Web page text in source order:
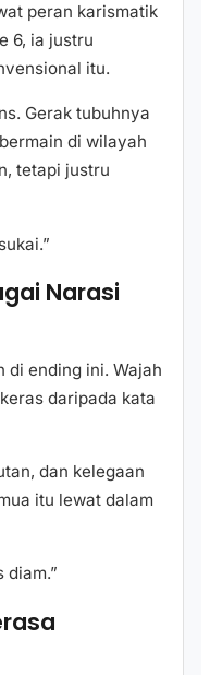
peran karismatik
6, ia justru
itu.
Gerak tubuhnya
di wilayah
tetapi justru
Narasi
di ending ini. Wajah
daripada kata
dan kelegaan
itu lewat dalam
diam.”